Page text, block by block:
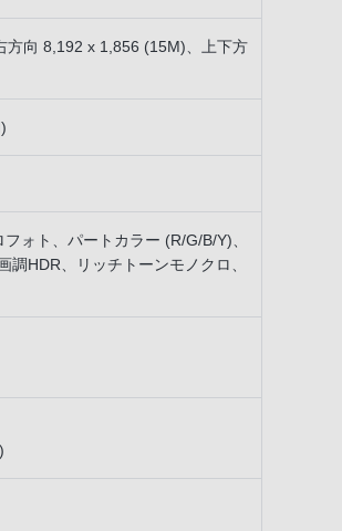
方向 8,192 x 1,856 (15M)、上下方
ォト、パートカラー (R/G/B/Y)、
HDR、リッチトーンモノクロ、